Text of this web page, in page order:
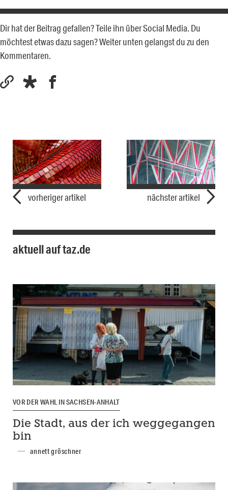
Dir hat der Beitrag gefallen? Teile ihn über Social Media. Du
möchtest etwas dazu sagen? Weiter unten gelangst du zu den
Kommentaren.
vorheriger artikel nächster artikel
aktuell auf taz.de
VOR DER WAHL IN SACHSEN-ANHALT
Die Stadt, aus der ich weggegangen
bin
annett gröschner